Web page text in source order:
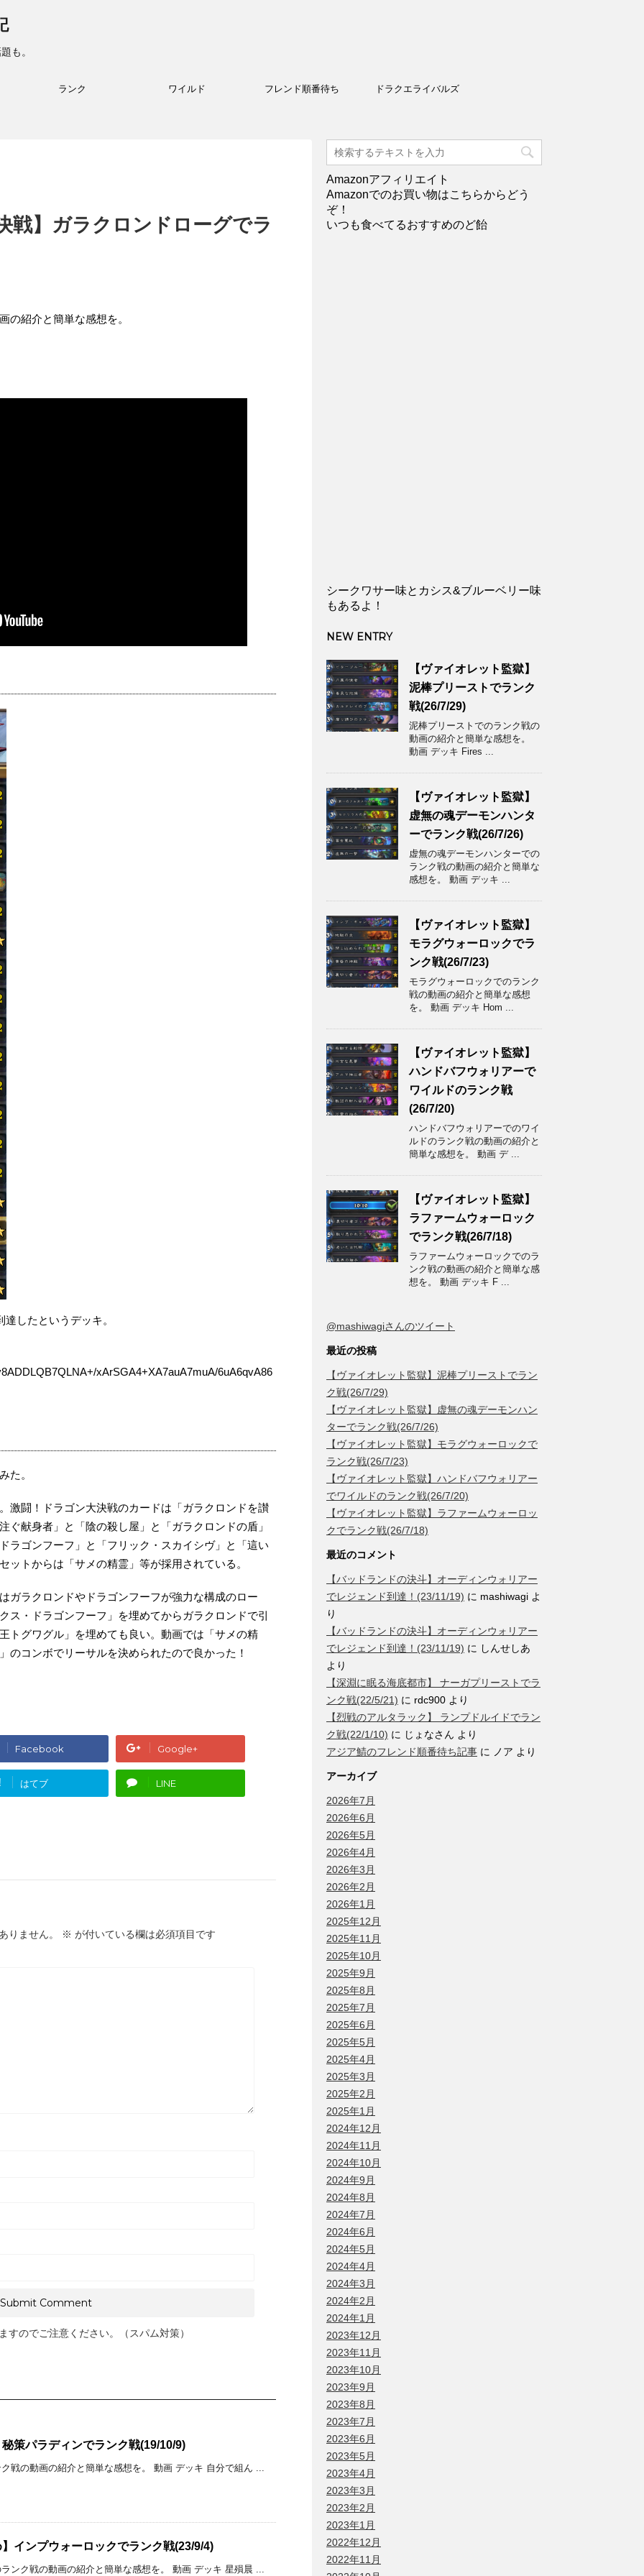
も。
ランク ワイルド フレンド順番待ち ドラクエライバルズ
戦】ガラクロンドローグでラ
の紹介と簡単な感想を。
したというデッキ。
xArSGA4+XA7auA7muA/6uA6qvA86
た。
激闘！ドラゴン大決戦のカードは「ガラクロンドを讃
ぐ献身者」と「陰の殺し屋」と「ガラクロンドの盾」
ラゴンフーフ」と「フリック・スカイシヴ」と「這い
ットからは「サメの精霊」等が採用されている。
ガラクロンドやドラゴンフーフが強力な構成のロー
ス・ドラゴンフーフ」を埋めてからガラクロンドで引
トグワグル」を埋めても良い。動画では「サメの精
のコンボでリーサルを決められたので良かった！
Facebook Google+
はてブ LINE
りません。 ※ が付いている欄は必須項目です
すのでご注意ください。（スパム対策）
策パラディンでランク戦(19/10/9)
戦の動画の紹介と簡単な感想を。 動画 デッキ 自分で組ん ...
インプウォーロックでランク戦(23/9/4)
ンク戦の動画の紹介と簡単な感想を。 動画 デッキ 星殞晨 ...
Amazonアフィリエイト
Amazonでのお買い物はこちらからどう
ぞ！
いつも食べてるおすすめのど飴
シークワサー味とカシス&ブルーベリー味
もあるよ！
NEW ENTRY
【ヴァイオレット監獄】
泥棒プリーストでランク
戦(26/7/29)
泥棒プリーストでのランク戦の
動画の紹介と簡単な感想を。
動画 デッキ Fires ...
【ヴァイオレット監獄】
虚無の魂デーモンハンタ
ーでランク戦(26/7/26)
虚無の魂デーモンハンターでの
ランク戦の動画の紹介と簡単な
感想を。 動画 デッキ ...
【ヴァイオレット監獄】
モラグウォーロックでラ
ンク戦(26/7/23)
モラグウォーロックでのランク
戦の動画の紹介と簡単な感想
を。 動画 デッキ Hom ...
【ヴァイオレット監獄】
ハンドバフウォリアーで
ワイルドのランク戦
(26/7/20)
ハンドバフウォリアーでのワイ
ルドのランク戦の動画の紹介と
簡単な感想を。 動画 デ ...
【ヴァイオレット監獄】
ラファームウォーロック
でランク戦(26/7/18)
ラファームウォーロックでのラ
ンク戦の動画の紹介と簡単な感
想を。 動画 デッキ F ...
@mashiwagiさんのツイート
最近の投稿
【ヴァイオレット監獄】泥棒プリーストでラン
ク戦(26/7/29)
【ヴァイオレット監獄】虚無の魂デーモンハン
ターでランク戦(26/7/26)
【ヴァイオレット監獄】モラグウォーロックで
ランク戦(26/7/23)
【ヴァイオレット監獄】ハンドバフウォリアー
でワイルドのランク戦(26/7/20)
【ヴァイオレット監獄】ラファームウォーロッ
クでランク戦(26/7/18)
最近のコメント
【バッドランドの決斗】オーディンウォリアー
でレジェンド到達！(23/11/19) に mashiwagi よ
り
【バッドランドの決斗】オーディンウォリアー
でレジェンド到達！(23/11/19) に しんせしあ
より
【深淵に眠る海底都市】 ナーガプリーストでラ
ンク戦(22/5/21) に rdc900 より
【烈戦のアルタラック】 ランプドルイドでラン
ク戦(22/1/10) に じょなさん より
アジア鯖のフレンド順番待ち記事 に ノア より
アーカイブ
2026年7月
2026年6月
2026年5月
2026年4月
2026年3月
2026年2月
2026年1月
2025年12月
2025年11月
2025年10月
2025年9月
2025年8月
2025年7月
2025年6月
2025年5月
2025年4月
2025年3月
2025年2月
2025年1月
2024年12月
2024年11月
2024年10月
2024年9月
2024年8月
2024年7月
2024年6月
2024年5月
2024年4月
2024年3月
2024年2月
2024年1月
2023年12月
2023年11月
2023年10月
2023年9月
2023年8月
2023年7月
2023年6月
2023年5月
2023年4月
2023年3月
2023年2月
2023年1月
2022年12月
2022年11月